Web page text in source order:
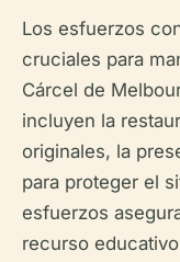
Los esfuerzos
cruciales para
Cárcel de
incluyen la
originales, la
para proteger el
esfuerzos
recurso